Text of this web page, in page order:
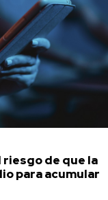
riesgo de que la
para acumular